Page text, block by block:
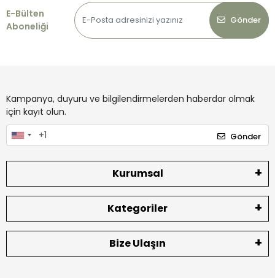
E-Bülten
Aboneliği
Gönder
Kampanya, duyuru ve bilgilendirmelerden haberdar olmak
için kayıt olun.
Gönder
Kurumsal
Kategoriler
Bize Ulaşın